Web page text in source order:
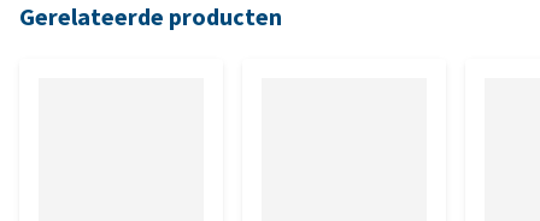
Gerelateerde producten